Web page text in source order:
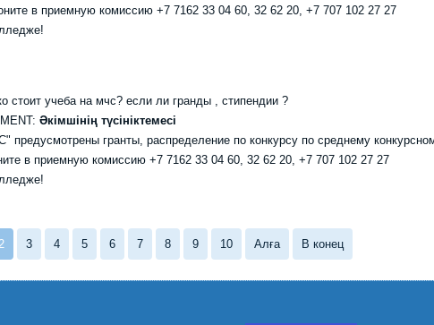
в приемную комиссию +7 7162 33 04 60, 32 62 20, +7 707 102 27 27
стоит учеба на мчс? если ли гранды , стипендии ?
Әкімшінің түсініктемесі
предусмотрены гранты, распределение по конкурсу по среднему
в приемную комиссию +7 7162 33 04 60, 32 62 20, +7 707 102 27 27
3 4 5 6 7 8 9 10 Алға В конец